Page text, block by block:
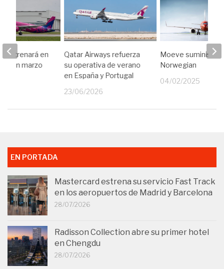
Qatar Airways refuerza
su operativa de verano
en España y Portugal
23/06/2026
Moeve suministra
Norwegian
04/02/2025
estrenará en
en marzo
EN PORTADA
Mastercard estrena su servicio Fast Track
en los aeropuertos de Madrid y Barcelona
28/07/2026
Radisson Collection abre su primer hotel
en Chengdu
28/07/2026